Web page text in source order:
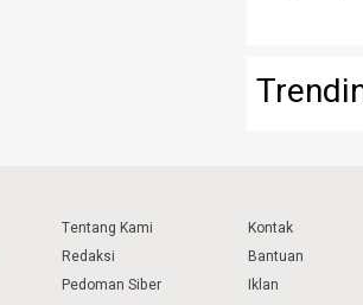
Tentang Kami
Redaksi
Pedoman Siber
Kontak
Bantuan
Iklan